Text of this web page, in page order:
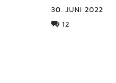
30. JUNI 2022
12